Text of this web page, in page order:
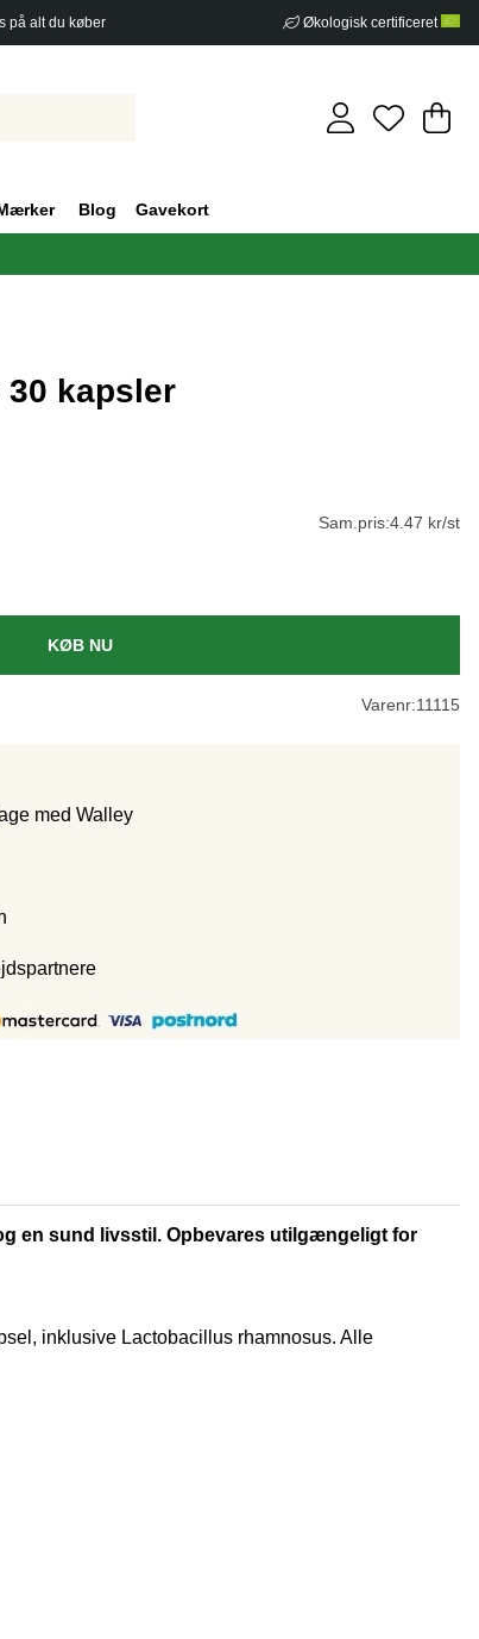
på alt du køber Økologisk certificeret
.
Blog Gavekort
kapsler
vurderinger 0
Sam.pris:4.47 kr/st
KØB NU
Varenr:11115
med Walley
en sund livsstil. Opbevares utilgængeligt for
inklusive Lactobacillus rhamnosus. Alle